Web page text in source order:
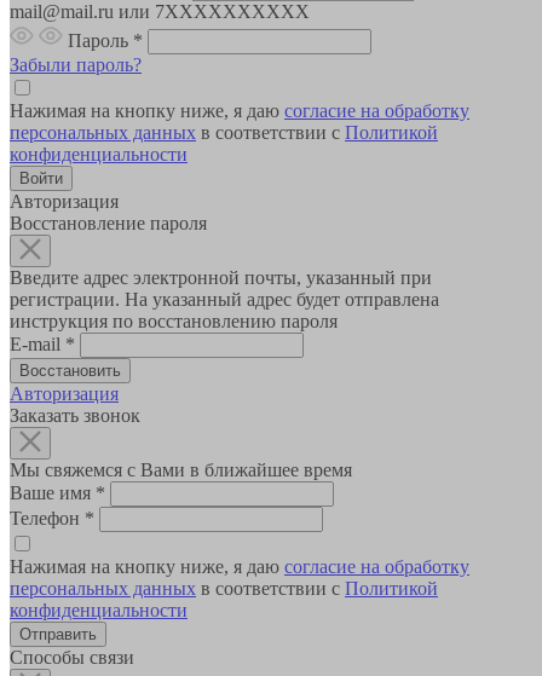
mail@mail.ru или 7XXXXXXXXXX
Пароль *
Забыли пароль?
Нажимая на кнопку ниже, я даю согласие на обработку
персональных данных в соответствии с Политикой
конфиденциальности
Авторизация
Восстановление пароля
Введите адрес электронной почты, указанный при
регистрации. На указанный адрес будет отправлена
инструкция по восстановлению пароля
E-mail *
Авторизация
Заказать звонок
Мы свяжемся с Вами в ближайшее время
Ваше имя *
Телефон *
Нажимая на кнопку ниже, я даю согласие на обработку
персональных данных в соответствии с Политикой
конфиденциальности
Способы связи